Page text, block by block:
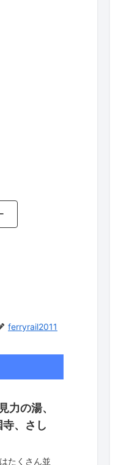
ferryrail2011
の湯、
、さし
たくさん並